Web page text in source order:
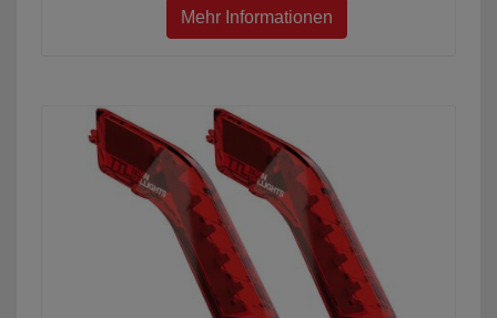
Mehr Informationen